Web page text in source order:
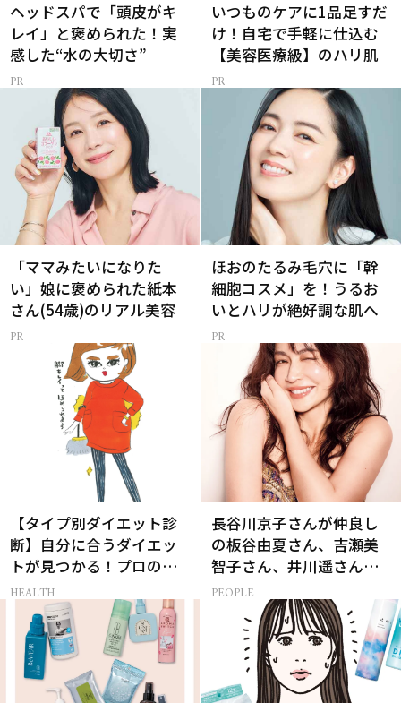
ヘッドスパで「頭皮がキ
レイ」と褒められた！実
感した“水の大切さ”
いつものケアに1品足すだ
け！自宅で手軽に仕込む
【美容医療級】のハリ肌
「ママみたいになりた
い」娘に褒められた紙本
さん(54歳)のリアル美容
ほおのたるみ毛穴に「幹
細胞コスメ」を！うるお
いとハリが絶好調な肌へ
【タイプ別ダイエット診
断】自分に合うダイエッ
トが見つかる！プロの教
える体質別ダイエット方
HEALTH
長谷川京子さんが仲良し
の板谷由夏さん、吉瀬美
智子さん、井川遥さんと
集まる理由は…
PEOPLE